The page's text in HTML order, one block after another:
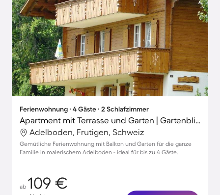
Ferienwohnung ∙ 4 Gäste ∙ 2 Schlafzimmer
Apartment mit Terrasse und Garten | Gartenblick
Adelboden, Frutigen, Schweiz
Gemütliche Ferienwohnung mit Balkon und Garten für die ganze
Familie in malerischem Adelboden - ideal für bis zu 4 Gäste.
ab 109 €